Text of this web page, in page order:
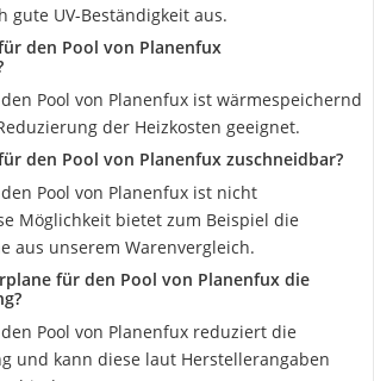
gute UV-Beständigkeit aus.
den Pool von Planenfux
Pool von Planenfux ist wärmespeichernd
der Heizkosten geeignet.
den Pool von Planenfux zuschneidbar?
Pool von Planenfux ist nicht
Möglichkeit bietet zum Beispiel die
aus unserem Warenvergleich.
für den Pool von Planenfux die
Pool von Planenfux reduziert die
und kann diese laut Herstellerangaben